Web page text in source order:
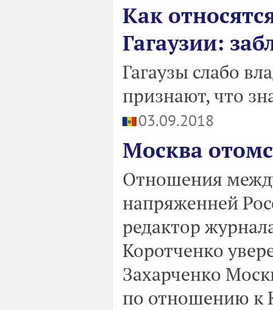
Как
Гагаузии:
Гагаузы слабо
признают, что
03.09.2018
Москва
Отношения
напряженней
редактор
Коротченко
Захарченко
по отношению к